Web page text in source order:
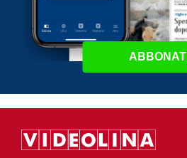
ABBONATI